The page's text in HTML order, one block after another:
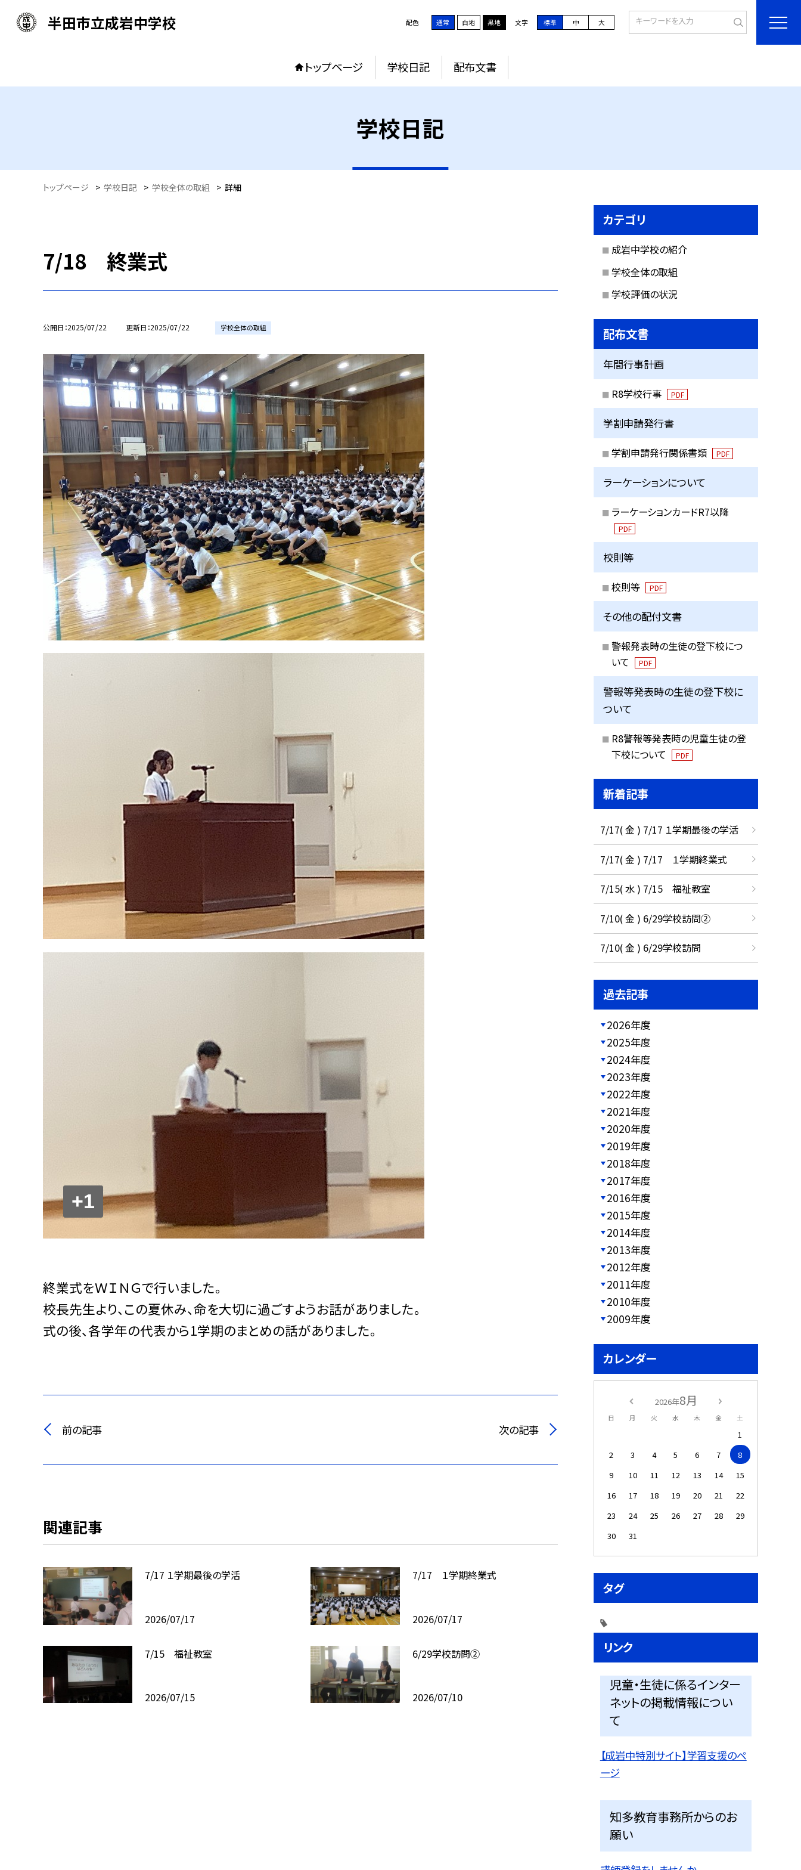
半田市立成岩中学校 配色 通常 白地 黒地 文字 標準 中 大
トップページ 学校日記 配布文書
学校日記
トップページ > 学校日記 > 学校全体の取組 > 詳細
7/18 終業式
公開日 2025/07/22 更新日 2025/07/22 学校全体の取組
+1
終業式をＷＩＮＧで行いました。
校長先生より、この夏休み、命を大切に過ごすようお話がありました。
式の後、各学年の代表から1学期のまとめの話がありました。
前の記事 次の記事
関連記事
7/17 １学期最後の学活
2026/07/17
7/17 １学期終業式
2026/07/17
7/15 福祉教室
2026/07/15
6/29学校訪問②
2026/07/10
カテゴリ
成岩中学校の紹介
学校全体の取組
学校評価の状況
配布文書
年間行事計画
R8学校行事 PDF
学割申請発行書
学割申請発行関係書類 PDF
ラーケーションについて
ラーケーションカードR7以降
PDF
校則等
校則等 PDF
その他の配付文書
警報発表時の生徒の登下校につ
いて
PDF
警報等発表時の生徒の登下校に
ついて
R8警報等発表時の児童生徒の登
下校について
PDF
新着記事
7/17( 金 ) 7/17 １学期最後の学活
7/17( 金 ) 7/17 １学期終業式
7/15( 水 ) 7/15 福祉教室
7/10( 金 ) 6/29学校訪問②
7/10( 金 ) 6/29学校訪問
過去記事
2026年度
2025年度
2024年度
2023年度
2022年度
2021年度
2020年度
2019年度
2018年度
2017年度
2016年度
2015年度
2014年度
2013年度
2012年度
2011年度
2010年度
2009年度
カレンダー
2026年8月
日 月 火 水 木 金 土
1
2
3 4 5 6 7
8
9
10 11 12 13 14
15
16
17 18 19 20 21
22
23
24 25 26 27 28
29
30
31
タグ
リンク
児童・生徒に係るインター
ネットの掲載情報につい
て
【成岩中特別サイト】学習支援のペ
ージ
知多教育事務所からのお
願い